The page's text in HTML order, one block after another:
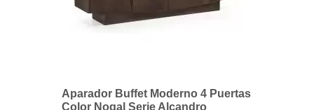
Aparador Buffet Moderno 4 Puertas
Color Nogal Serie Alcandro